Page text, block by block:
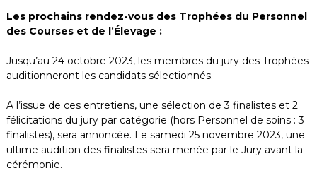
Les prochains rendez-vous des Trophées du Personnel
des Courses et de l’Élevage :
Jusqu’au 24 octobre 2023, les membres du jury des Trophées
auditionneront les candidats sélectionnés.
A l’issue de ces entretiens, une sélection de 3 finalistes et 2
félicitations du jury par catégorie (hors Personnel de soins : 3
finalistes), sera annoncée. Le samedi 25 novembre 2023, une
ultime audition des finalistes sera menée par le Jury avant la
cérémonie.